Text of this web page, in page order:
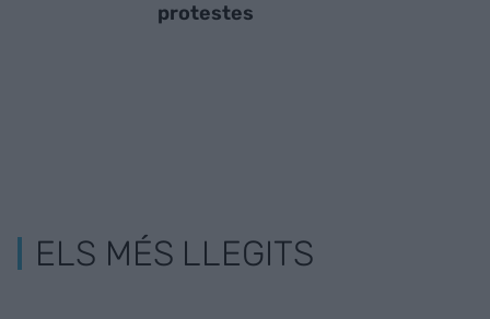
protestes
ELS MÉS LLEGITS